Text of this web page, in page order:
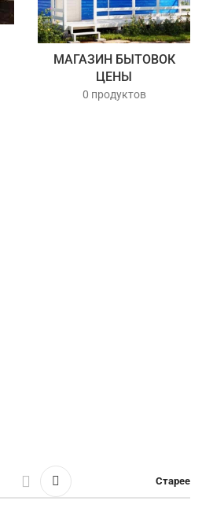
МАГАЗИН БЫТОВОК
ЦЕНЫ
0 продуктов
Старее